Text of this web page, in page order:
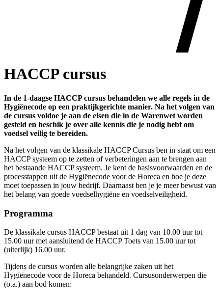
HACCP cursus
In de 1-daagse HACCP cursus behandelen we alle regels in de
Hygiënecode op een praktijkgerichte manier. Na het volgen van
de cursus voldoe je aan de eisen die in de Warenwet worden
gesteld en beschik je over alle kennis die je nodig hebt om
voedsel veilig te bereiden.
Na het volgen van de klassikale HACCP Cursus ben in staat om een
HACCP systeem op te zetten of verbeteringen aan te brengen aan
het bestaande HACCP systeem. Je kent de basisvoorwaarden en de
processtappen uit de Hygiënecode voor de Horeca en hoe je deze
moet toepassen in jouw bedrijf. Daarnaast ben je je meer bewust van
het belang van goede voedselhygiëne en voedselveiligheid.
Programma
De klassikale cursus HACCP bestaat uit 1 dag van 10.00 uur tot
15.00 uur met aansluitend de HACCP Toets van 15.00 uur tot
(uiterlijk) 16.00 uur.
Tijdens de cursus worden alle belangrijke zaken uit het
Hygiënecode voor de Horeca behandeld. Cursusonderwerpen die
(o.a.) aan bod komen: